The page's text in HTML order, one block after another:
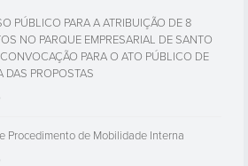
PÚBLICO PARA A ATRIBUIÇÃO DE 8
NO PARQUE EMPRESARIAL DE SANTO
PARA O ATO PÚBLICO DE
DAS PROPOSTAS
Procedimento de Mobilidade Interna